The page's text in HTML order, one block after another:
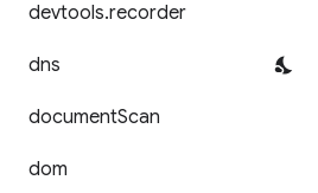
devtools.recorder
dns
documentScan
dom